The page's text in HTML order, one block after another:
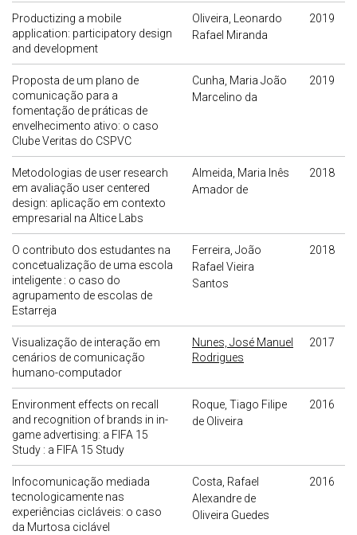
Productizing a mobile
application: participatory design
and development
Oliveira, Leonardo
Rafael Miranda
2019
Proposta de um plano de
comunicação para a
fomentação de práticas de
envelhecimento ativo: o caso
Clube Veritas do CSPVC
Cunha, Maria João
Marcelino da
2019
Metodologias de user research
em avaliação user centered
design: aplicação em contexto
empresarial na Altice Labs
Almeida, Maria Inês
Amador de
2018
O contributo dos estudantes na
concetualização de uma escola
inteligente : o caso do
agrupamento de escolas de
Estarreja
Ferreira, João
Rafael Vieira
Santos
2018
Visualização de interação em
cenários de comunicação
humano-computador
Nunes, José Manuel
Rodrigues
2017
Environment effects on recall
and recognition of brands in in-
game advertising: a FIFA 15
Study : a FIFA 15 Study
Roque, Tiago Filipe
de Oliveira
2016
Infocomunicação mediada
tecnologicamente nas
experiências cicláveis: o caso
da Murtosa ciclável
Costa, Rafael
Alexandre de
Oliveira Guedes
2016